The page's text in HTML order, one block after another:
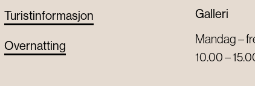
Turistinformasjon
Overnatting
Galleri
Mandag –
10.00 –